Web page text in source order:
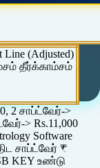
(Adjusted)
தீர்க்காம்சம்
2 சாப்ட்வேர்->
> Rs.11,000
Software
சாப்ட்வேர் ₹
KEY உண்டு